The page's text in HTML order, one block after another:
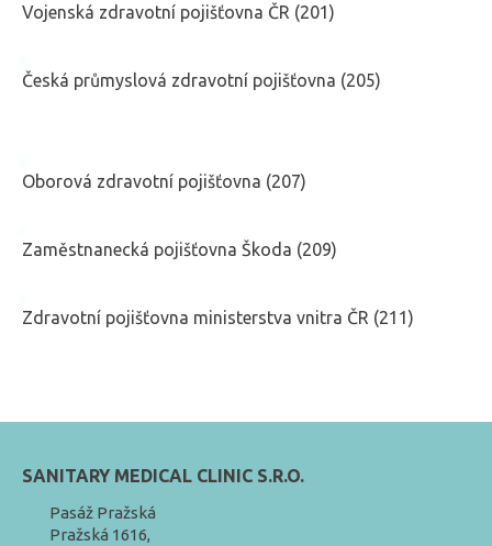
Vojenská zdravotní pojišťovna ČR (201)
Česká průmyslová zdravotní pojišťovna (205)
Oborová zdravotní pojišťovna (207)
Zaměstnanecká pojišťovna Škoda (209)
Zdravotní pojišťovna ministerstva vnitra ČR (211)
SANITARY MEDICAL CLINIC S.R.O.
Pasáž Pražská
Pražská 1616,